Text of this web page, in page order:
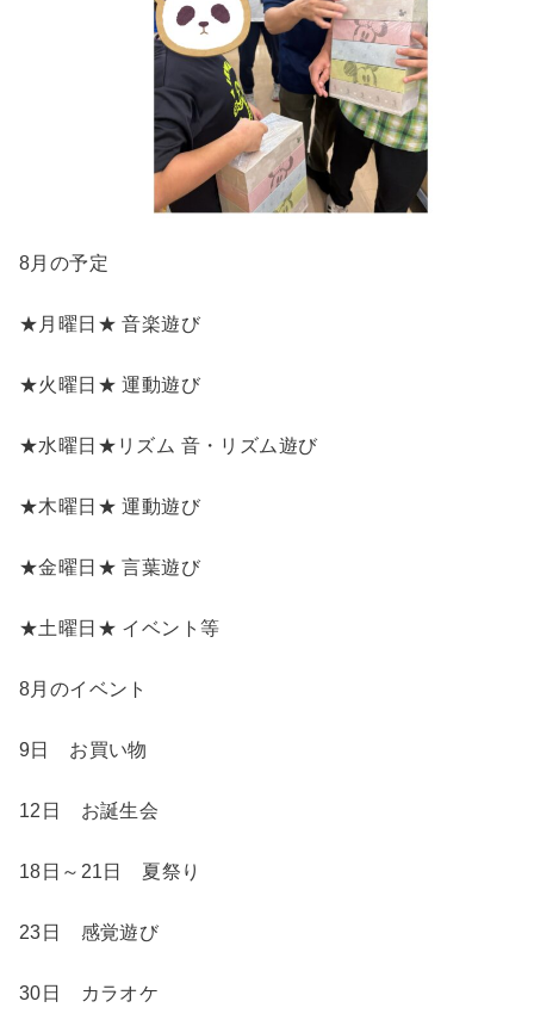
8月の予定
★月曜日★ 音楽遊び
★火曜日★ 運動遊び
★水曜日★リズム 音・リズム遊び
★木曜日★ 運動遊び
★金曜日★ 言葉遊び
★土曜日★ イベント等
8月のイベント
9日 お買い物
12日 お誕生会
18日～21日 夏祭り
23日 感覚遊び
30日 カラオケ